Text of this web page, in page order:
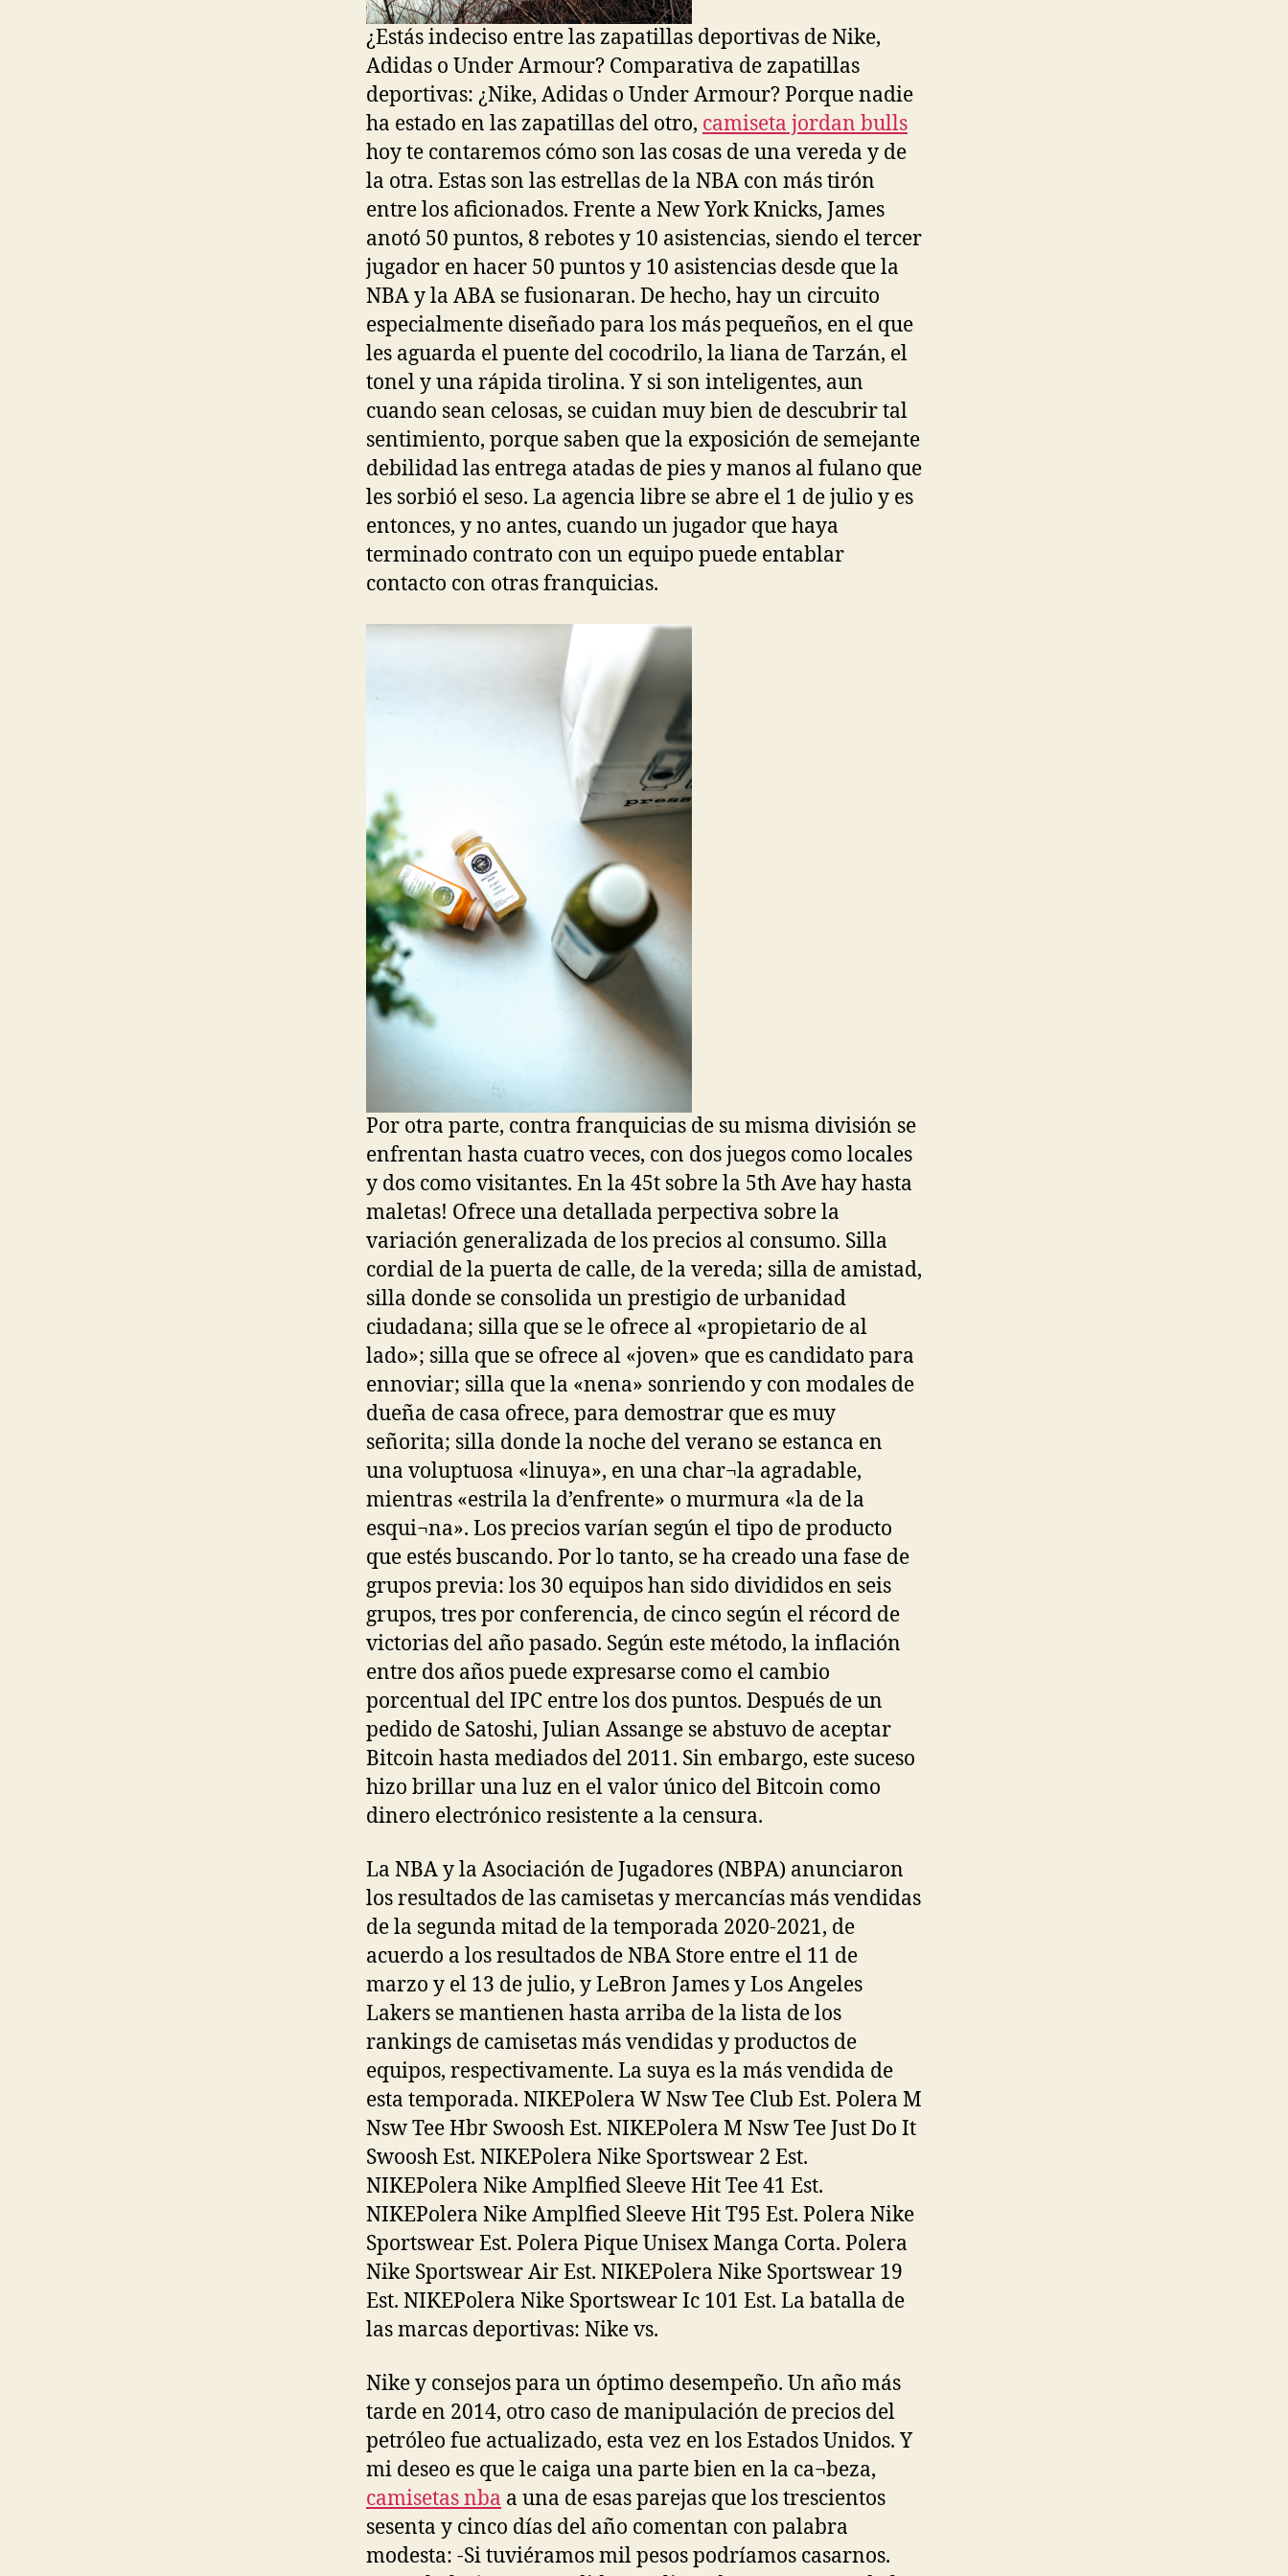
¿Estás indeciso entre las zapatillas deportivas de Nike,
Adidas o Under Armour? Comparativa de zapatillas
deportivas: ¿Nike, Adidas o Under Armour? Porque nadie
ha estado en las zapatillas del otro, camiseta jordan bulls
hoy te contaremos cómo son las cosas de una vereda y de
la otra. Estas son las estrellas de la NBA con más tirón
entre los aficionados. Frente a New York Knicks, James
anotó 50 puntos, 8 rebotes y 10 asistencias, siendo el tercer
jugador en hacer 50 puntos y 10 asistencias desde que la
NBA y la ABA se fusionaran. De hecho, hay un circuito
especialmente diseñado para los más pequeños, en el que
les aguarda el puente del cocodrilo, la liana de Tarzán, el
tonel y una rápida tirolina. Y si son inteligentes, aun
cuando sean celosas, se cuidan muy bien de descubrir tal
sentimiento, porque saben que la exposición de semejante
debilidad las entrega atadas de pies y manos al fulano que
les sorbió el seso. La agencia libre se abre el 1 de julio y es
entonces, y no antes, cuando un jugador que haya
terminado contrato con un equipo puede entablar
contacto con otras franquicias.
Por otra parte, contra franquicias de su misma división se
enfrentan hasta cuatro veces, con dos juegos como locales
y dos como visitantes. En la 45t sobre la 5th Ave hay hasta
maletas! Ofrece una detallada perpectiva sobre la
variación generalizada de los precios al consumo. Silla
cordial de la puerta de calle, de la vereda; silla de amistad,
silla donde se consolida un prestigio de urbanidad
ciudadana; silla que se le ofrece al «propietario de al
lado»; silla que se ofrece al «joven» que es candidato para
ennoviar; silla que la «nena» sonriendo y con modales de
dueña de casa ofrece, para demostrar que es muy
señorita; silla donde la noche del verano se estanca en
una voluptuosa «linuya», en una char¬la agradable,
mientras «estrila la d’enfrente» o murmura «la de la
esqui¬na». Los precios varían según el tipo de producto
que estés buscando. Por lo tanto, se ha creado una fase de
grupos previa: los 30 equipos han sido divididos en seis
grupos, tres por conferencia, de cinco según el récord de
victorias del año pasado. Según este método, la inflación
entre dos años puede expresarse como el cambio
porcentual del IPC entre los dos puntos. Después de un
pedido de Satoshi, Julian Assange se abstuvo de aceptar
Bitcoin hasta mediados del 2011. Sin embargo, este suceso
hizo brillar una luz en el valor único del Bitcoin como
dinero electrónico resistente a la censura.
La NBA y la Asociación de Jugadores (NBPA) anunciaron
los resultados de las camisetas y mercancías más vendidas
de la segunda mitad de la temporada 2020-2021, de
acuerdo a los resultados de NBA Store entre el 11 de
marzo y el 13 de julio, y LeBron James y Los Angeles
Lakers se mantienen hasta arriba de la lista de los
rankings de camisetas más vendidas y productos de
equipos, respectivamente. La suya es la más vendida de
esta temporada. NIKEPolera W Nsw Tee Club Est. Polera M
Nsw Tee Hbr Swoosh Est. NIKEPolera M Nsw Tee Just Do It
Swoosh Est. NIKEPolera Nike Sportswear 2 Est.
NIKEPolera Nike Amplfied Sleeve Hit Tee 41 Est.
NIKEPolera Nike Amplfied Sleeve Hit T95 Est. Polera Nike
Sportswear Est. Polera Pique Unisex Manga Corta. Polera
Nike Sportswear Air Est. NIKEPolera Nike Sportswear 19
Est. NIKEPolera Nike Sportswear Ic 101 Est. La batalla de
las marcas deportivas: Nike vs.
Nike y consejos para un óptimo desempeño. Un año más
tarde en 2014, otro caso de manipulación de precios del
petróleo fue actualizado, esta vez en los Estados Unidos. Y
mi deseo es que le caiga una parte bien en la ca¬beza,
camisetas nba a una de esas parejas que los trescientos
sesenta y cinco días del año comentan con palabra
modesta: -Si tuviéramos mil pesos podríamos casarnos.